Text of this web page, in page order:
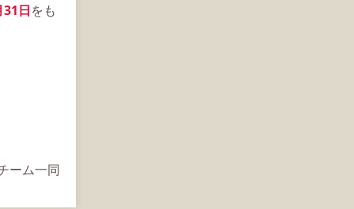
日をも
ーム一同